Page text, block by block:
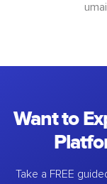
Want to
Take a FREE